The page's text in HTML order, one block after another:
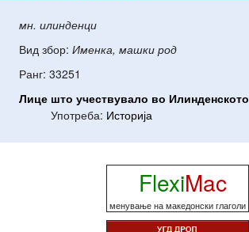
мн. илинденци
Вид збор: Именка, машки род
Ранг: 33251
Лице што учествувало во Илинденското
Употреба: Историја
FlexiMac
менување на македонски глаголи